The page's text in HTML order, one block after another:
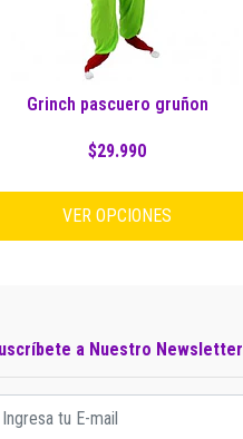
Grinch pascuero gruñon
$29.990
VER OPCIONES
a Nuestro Newsletter